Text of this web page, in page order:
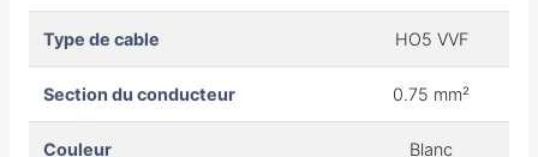
Type de cable HO5 VVF
Section du conducteur 0.75 mm²
Couleur Blanc